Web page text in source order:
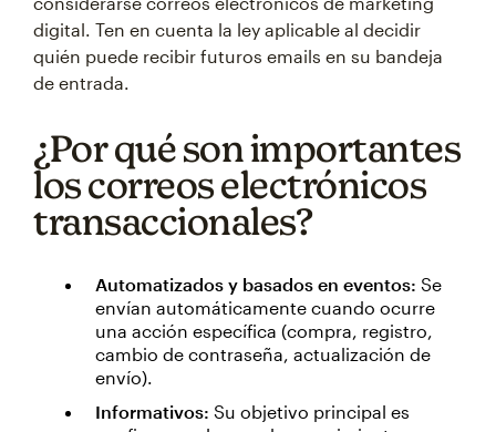
digital. Ten en cuenta la ley aplicable al decidir
quién puede recibir futuros emails en su bandeja
de entrada.
¿Por qué son importantes
los correos electrónicos
transaccionales?
Automatizados y basados en eventos: Se
envían automáticamente cuando ocurre
una acción específica (compra, registro,
cambio de contraseña, actualización de
envío).
Informativos: Su objetivo principal es